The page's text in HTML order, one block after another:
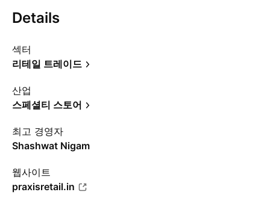
Details
섹터
리테일 트레이드
산업
스페셜티 스토어
최고 경영자
Shashwat Nigam
웹사이트
praxisretail.in